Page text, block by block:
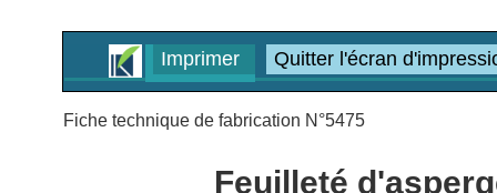
Imprimer Quitter l'écran
Fiche technique de fabrication N°5475
Feuilleté